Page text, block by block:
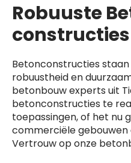
Robuuste
constructies
Betonconstructies
robuustheid en
betonbouw experts uit
betonconstructies te
toepassingen, of het nu
commerciële
Vertrouw op onze